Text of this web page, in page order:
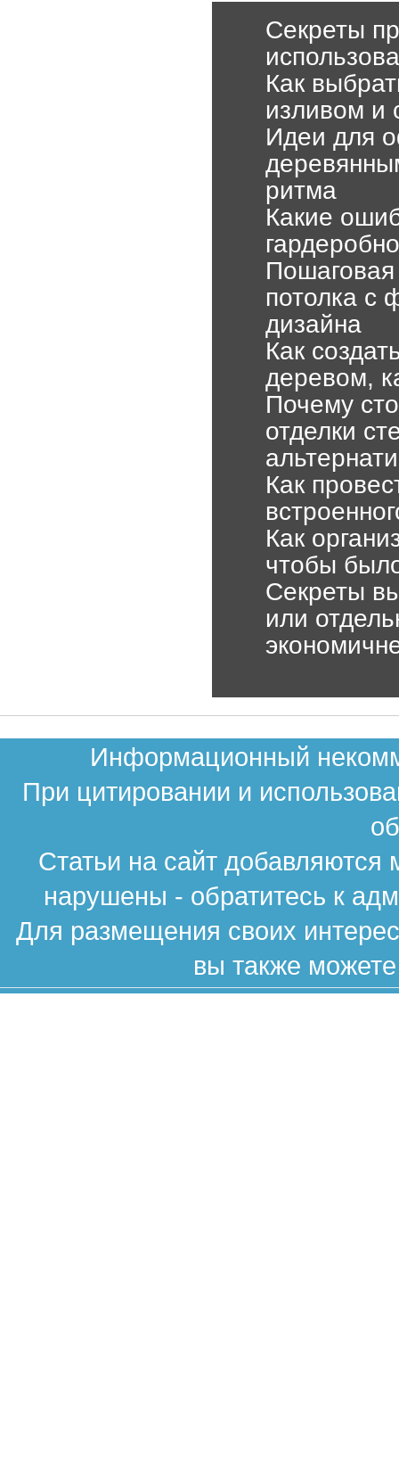
Секреты
Как
изливом и
Идеи для
ритма
Какие
Пошаговая
потолка с
дизайна
Как
деревом,
Почему
отделки
Как
Как
чтобы
Секреты
или
Информационный
При цитировании и
Статьи на сайт
нарушены - обратитесь к
Для размещения своих
вы также